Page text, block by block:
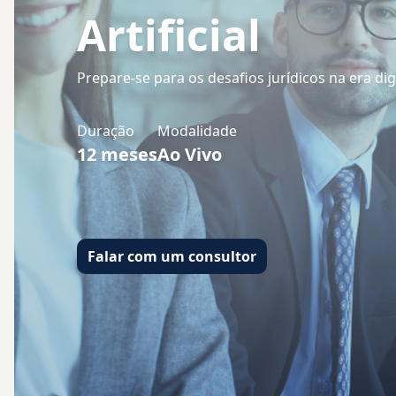
Artificial
Prepare-se para os desafios jurídicos na era
Duração
12 meses
Modalidade
Ao Vivo
Falar com um consultor